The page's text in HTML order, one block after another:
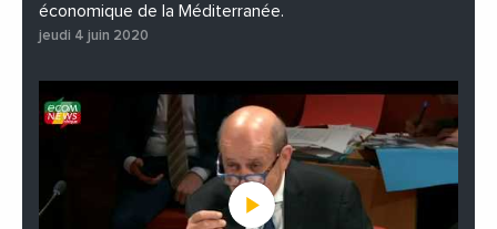
économique de la Méditerranée.
jeudi 4 juin 2020